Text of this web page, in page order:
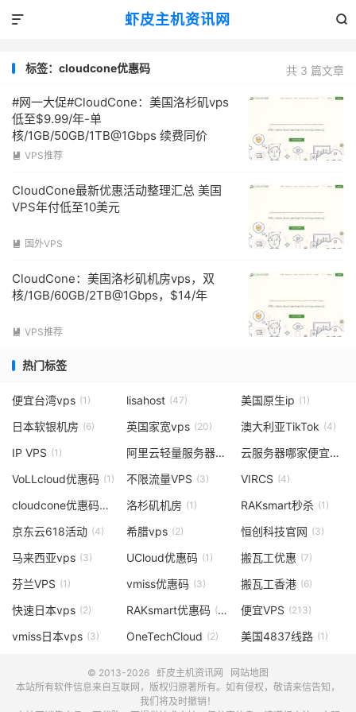
虾皮主机资讯网 

共 3 篇文章
标签：cloudcone优惠码
#网一大促#CloudCone：美国洛杉矶vps
低至$9.99/年-单
核/1GB/50GB/1TB@1Gbps 续费同价
 VPS推荐
CloudCone最新优惠活动整理汇总 美国
VPS年付低至10美元
 国外VPS
CloudCone：美国洛杉矶机房vps，双
核/1GB/60GB/2TB@1Gbps，$14/年
 VPS推荐
热门标签
便宜台湾vps (1) lisahost (47) 美国原生ip (1)
日本软银机房 (6) 英国家宽vps (20) 澳大利亚TikTok (4)
IP VPS (1) 阿里云轻量服务器
(1) 云服务器哪家便宜
(1)
VoLLcloud优惠码 (1) 不限流量VPS (3) VIRCS (4)
cloudcone优惠码(3) 洛杉矶机房 (1) RAKsmart秒杀 (1)
京东云618活动 (4) 希腊vps (2) 恒创科技官网 (3)
马来西亚vps (3) UCloud优惠码 (1) 搬瓦工优惠 (7)
芬兰VPS (1) vmiss优惠码 (3) 搬瓦工香港 (6)
快速日本vps (2) RAKsmart优惠码 (11) 便宜VPS (213)
vmiss日本vps (3) OneTechCloud (2) 美国4837线路 (1)
© 2013-2026 虾皮主机资讯网
网站地图
本站所有软件信息来自互联网，版权归原著所有。如有侵权，敬请来信告知，
我们将及时撤销！